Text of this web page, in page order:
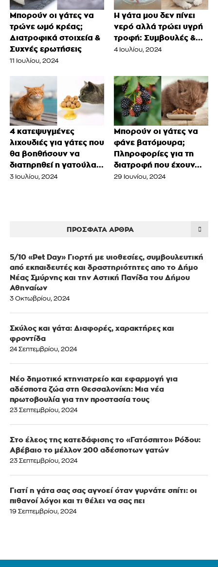
Μπορούν οι γάτες να
τρώνε ωμό κρέας;
Διατροφικά στοιχεία &
Συχνές ερωτήσεις
11 Ιουλίου, 2024
Η γάτα μου δεν πίνει
νερό αλλά τρώει υγρή
τροφή: Συμβουλές &...
4 Ιουλίου, 2024
4 κατεψυγμένες
λιχουδιές για γάτες που
θα βοηθήσουν να
διατηρηθεί η γατούλα...
3 Ιουλίου, 2024
Μπορούν οι γάτες να
φάνε βατόμουρα;
Πληροφορίες για τη
διατροφή που έχουν...
29 Ιουνίου, 2024
ΠΡΌΣΦΑΤΑ ΆΡΘΡΑ
5/10 «Pet Day» Γιορτή με υιοθεσίες, συμβουλευτική
από εκπαιδευτές και δραστηριότητες απο το Δήμο
Νέας Σμύρνης και την Αστική Πανίδα του Δήμου
Αθηναίων
3 Οκτωβρίου, 2024
Σκύλος και γάτα: Διαφορές, χαρακτήρες και
φροντίδα
24 Σεπτεμβρίου, 2024
Νέο δημοτικό κτηνιατρείο και εφαρμογή για
αδέσποτα ζώα στη Θεσσαλονίκη: Μια νέα
πρωτοβουλία για την προστασία τους
23 Σεπτεμβρίου, 2024
Στο έλεος της κατεδάφισης το «Γατόσπιτο» Ρόδου:
Αβέβαιο το μέλλον 200 αδέσποτων γατών
23 Σεπτεμβρίου, 2024
Γιατί η γάτα σας σας αγνοεί όταν γυρνάτε σπίτι: οι
πιθανοί λόγοι και τι θέλει να σας πει
19 Σεπτεμβρίου, 2024